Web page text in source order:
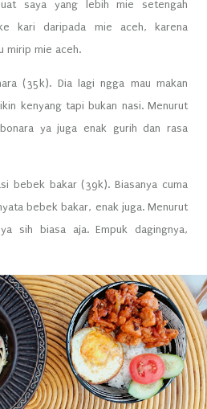
saya yang lebih mie setengah
kari daripada mie aceh, karena
mirip mie aceh.
(35k). Dia lagi ngga mau makan
kenyang tapi bukan nasi. Menurut
ya juga enak gurih dan rasa
bebek bakar (39k). Biasanya cuma
bebek bakar, enak juga. Menurut
sih biasa aja. Empuk dagingnya,